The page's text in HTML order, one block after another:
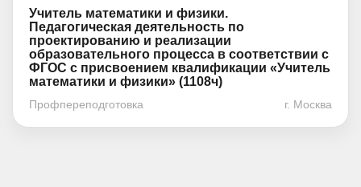
Учитель математики и физики.
Педагогическая деятельность по
проектированию и реализации
образовательного процесса в соответствии с
ФГОС с присвоением квалификации «Учитель
математики и физики» (1108ч)
Профпереподготовка г. Москва